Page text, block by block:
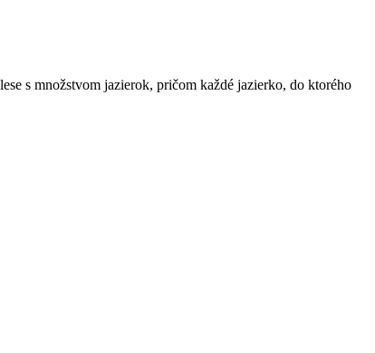
s množstvom jazierok, pričom každé jazierko, do ktorého